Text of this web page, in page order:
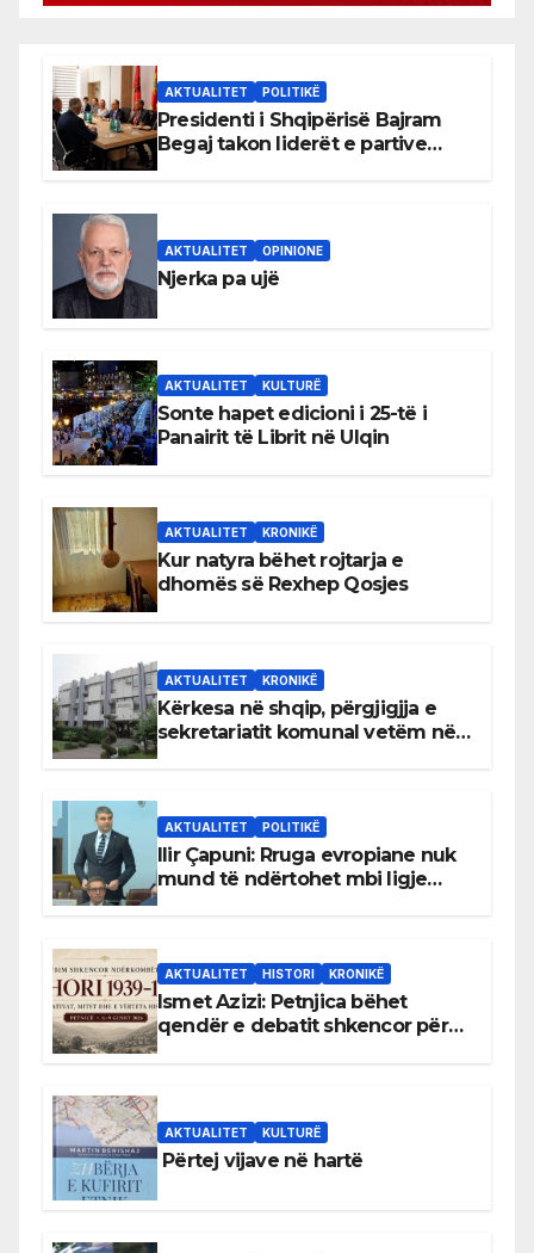
AKTUALITET POLITIKË
Presidenti i Shqipërisë Bajram
Begaj takon liderët e partive
AKTUALITET OPINIONE
Njerka pa ujë
AKTUALITET KULTURË
Sonte hapet edicioni i 25-të i
Panairit të Librit në Ulqin
AKTUALITET KRONIKË
Kur natyra bëhet rojtarja e
dhomës së Rexhep Qosjes
AKTUALITET KRONIKË
Kërkesa në shqip, përgjigjja e
sekretariatit komunal vetëm në
AKTUALITET POLITIKË
Ilir Çapuni: Rruga evropiane nuk
mund të ndërtohet mbi ligje
AKTUALITET HISTORI KRONIKË
Ismet Azizi: Petnjica bëhet
qendër e debatit shkencor për
AKTUALITET KULTURË
Përtej vijave në hartë